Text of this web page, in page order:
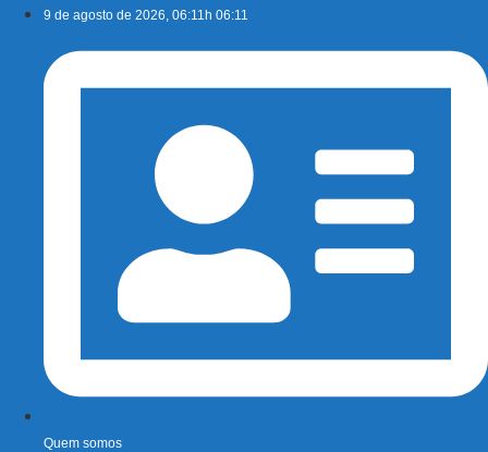
conteúdo
9 de agosto de 2026, 06:11h 06:11
Quem somos